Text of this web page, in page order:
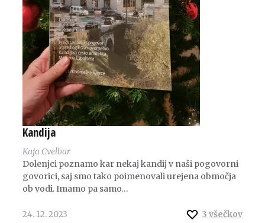
Kandija
Kaja Cvelbar
Dolenjci poznamo kar nekaj kandij v naši pogovorni
govorici, saj smo tako poimenovali urejena območja
ob vodi. Imamo pa samo…
3 všečkov
24. 12. 2023